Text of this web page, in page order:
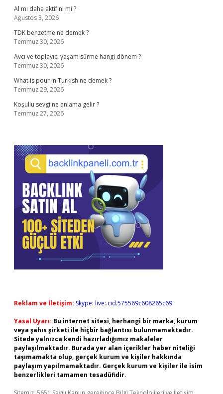
Al mı daha aktif ni mi ?
Ağustos 3, 2026
TDK benzetme ne demek ?
Temmuz 30, 2026
Avcı ve toplayıcı yaşam sürme hangi dönem ?
Temmuz 30, 2026
What is pour in Turkish ne demek ?
Temmuz 29, 2026
Koşullu sevgi ne anlama gelir ?
Temmuz 27, 2026
Reklam ve İletişim: Skype: live:.cid.575569c608265c69
Yasal Uyarı: Bu internet sitesi, herhangi bir marka, kurum
veya şahıs şirketi ile hiçbir bağlantısı bulunmamaktadır.
Sitede yalnızca kendi hazırladığımız makaleler
paylaşılmaktadır. Burada yer alan içerikler haber niteliği
taşımamakta olup, gerçek kurum ve kişiler hakkında
paylaşım yapılmamaktadır. Gerçek kurum ve kişiler ile isim
benzerlikleri tamamen tesadüfidir.